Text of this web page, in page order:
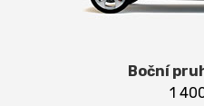
Boční
1